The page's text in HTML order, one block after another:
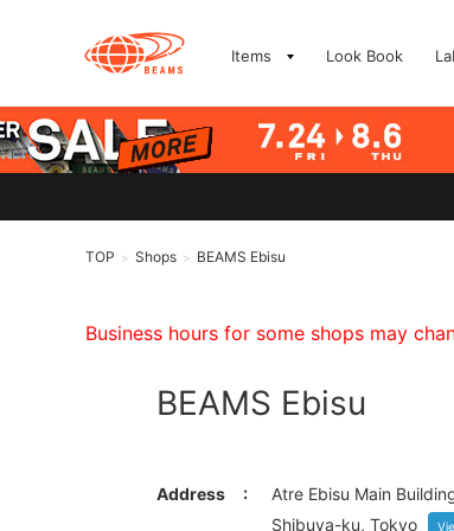
Items Look Book
TOP > Shops > BEAMS Ebisu
Business hours for some shops may
BEAMS Ebisu
Address
Atre Ebisu Main
Shibuya-ku, Tokyo